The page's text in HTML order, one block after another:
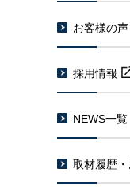
お客様の声
採用情報
NEWS一覧
取材履歴